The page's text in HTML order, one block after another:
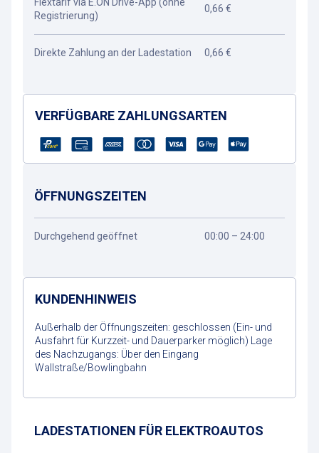
Registrierung)
0,66 €
Direkte Zahlung an der Ladestation 0,66 €
VERFÜGBARE ZAHLUNGSARTEN
ÖFFNUNGSZEITEN
Durchgehend geöffnet 00:00 – 24:00
KUNDENHINWEIS
Außerhalb der Öffnungszeiten: geschlossen (Ein- und
Ausfahrt für Kurzzeit- und Dauerparker möglich) Lage
des Nachzugangs: Über den Eingang
Wallstraße/Bowlingbahn
Wegbeschreibung
LADESTATIONEN FÜR ELEKTROAUTOS